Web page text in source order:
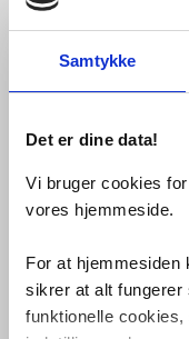
Samtykke
Det er dine data!
Vi bruger cookies
vores hjemmeside.
For at hjemmesiden
sikrer at alt fungerer
funktionelle
Ideal
Fragt 65,-
1.435,-